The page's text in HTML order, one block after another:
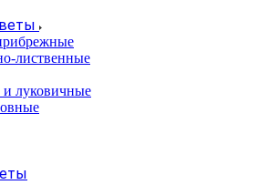
лиственные
луковичные